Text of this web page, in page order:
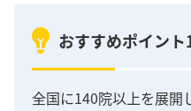
おすすめポイント
全国に140院以上を展開